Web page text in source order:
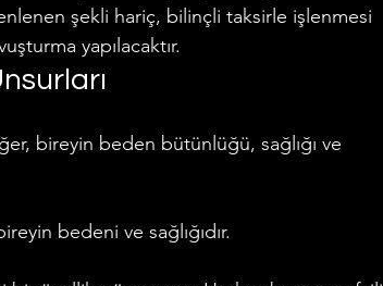
şekli hariç, bilinçli taksirle işlenmesi
yapılacaktır.
bireyin beden bütünlüğü, sağlığı ve
bedeni ve sağlığıdır.